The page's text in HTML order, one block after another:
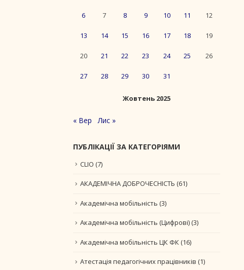
Жовтень 2025
6 7 8 9 10 11 12
13 14 15 16 17 18 19
20 21 22 23 24 25 26
27 28 29 30 31
« Вер Лис »
ПУБЛІКАЦІЇ ЗА КАТЕГОРІЯМИ
CLIO (7)
АКАДЕМІЧНА ДОБРОЧЕСНІСТЬ (61)
Академічна мобільність (3)
Академічна мобільність (Цифрові)(3)
Академічна мобільність ЦК ФК(16)
Атестація педагогічних працівників (1)